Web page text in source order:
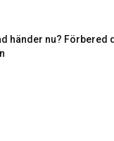
händer nu? Förbered